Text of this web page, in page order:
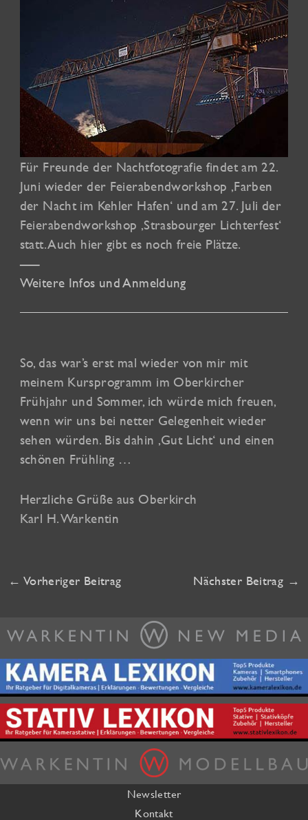
Für Freunde der Nachtfotografie findet am 22.
Juni wieder der Feierabendworkshop ‚Farben
der Nacht im Kehler Hafen‘ und am 27. Juli der
Feierabendworkshop ‚Strasbourger Lichterfest‘
statt. Auch hier gibt es noch freie Plätze.
—–
Weitere Infos und Anmeldung
So, das war’s erst mal wieder von mir mit
meinem Kursprogramm im Oberkircher
Frühjahr und Sommer, ich würde mich freuen,
wenn wir uns bei netter Gelegenheit wieder
sehen würden. Bis dahin ‚Gut Licht‘ und einen
schönen Frühling …
Herzliche Grüße aus Oberkirch
Karl H. Warkentin
← Vorheriger Beitrag Nächster Beitrag →
Newsletter
Kontakt